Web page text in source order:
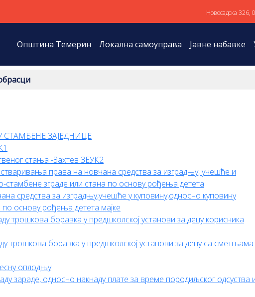
Новосадска 326,
Општина Темерин Локална самоуправа Јавне набавке
СТАМБЕНЕ ЗАЈЕДНИЦЕ
стања -Захтев ЗЕУК2
права на новчана средства за изградњу, учешће и
стамбене зграде или стана по основу рођења детета
средства за изградњу,учешће у куповину,односно куповину
основу рођења детета мајке
трошкова боравка у предшколској установи за децу корисника
трошкова боравка у предшколској установи за децу са сметњама
оплодњу
зараде, односно накнаду плате за време породиљског одсуства